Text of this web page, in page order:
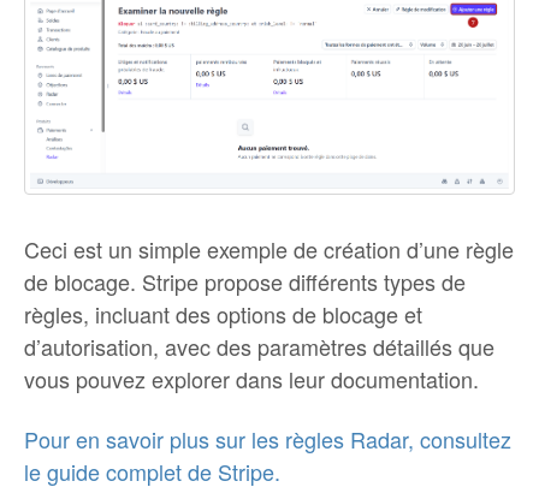
Ceci est un simple exemple de création d’une règle
de blocage. Stripe propose différents types de
règles, incluant des options de blocage et
d’autorisation, avec des paramètres détaillés que
vous pouvez explorer dans leur documentation.
Pour en savoir plus sur les règles Radar, consultez
le guide complet de Stripe.